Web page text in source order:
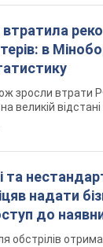
в
зросли втрати
великій відстані
та
надати
до
обстрілів